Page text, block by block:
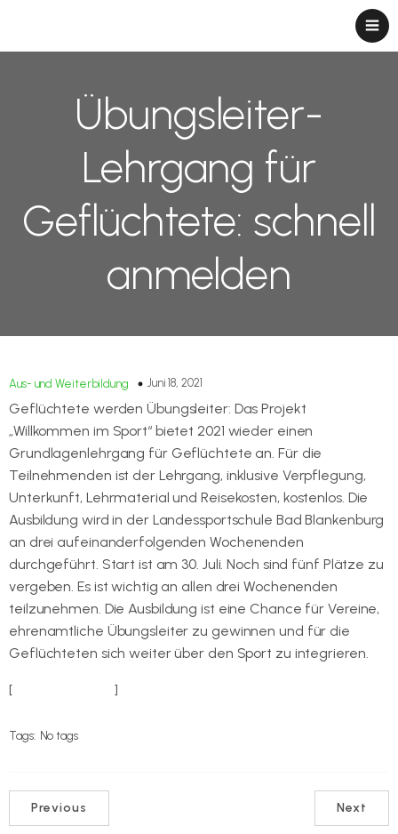
Übungsleiter-
Lehrgang für
Geflüchtete: schnell
anmelden
Aus- und Weiterbildung Juni 18, 2021
Geflüchtete werden Übungsleiter: Das Projekt
„Willkommen im Sport“ bietet 2021 wieder einen
Grundlagenlehrgang für Geflüchtete an. Für die
Teilnehmenden ist der Lehrgang, inklusive Verpflegung,
Unterkunft, Lehrmaterial und Reisekosten, kostenlos. Die
Ausbildung wird in der Landessportschule Bad Blankenburg
an drei aufeinanderfolgenden Wochenenden
durchgeführt. Start ist am 30. Juli. Noch sind fünf Plätze zu
vergeben. Es ist wichtig an allen drei Wochenenden
teilzunehmen. Die Ausbildung ist eine Chance für Vereine,
ehrenamtliche Übungsleiter zu gewinnen und für die
Geflüchteten sich weiter über den Sport zu integrieren.
[Zur Anmeldung ]
Tags: No tags
Previous Next